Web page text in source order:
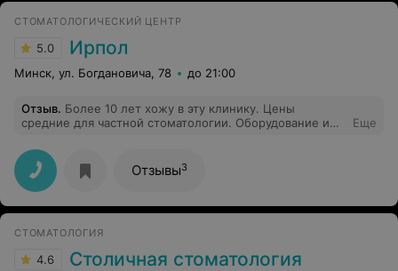
СТОМАТОЛОГИЧЕСКИЙ ЦЕНТР
5.0 Ирпол
Минск, ул. Богдановича, 78 до 21:00
Отзыв. Более 10 лет хожу в эту клинику. Цены
средние для частной стоматологии. Оборудование и
возникало за все время). Персонал вежливый и
внимательный. Недавно сделали ремонт. Очень
рекомендую стоматолога Л Ольгу Евгеньевну. Лечит
бережно, я чаще даже без анестезии лечу зубы.
Рассказывает и показывает, что надо лечить, что
Правда может придется ждать пару недель запись к
ней, как повезет.
Еще
Отзывы3
СТОМАТОЛОГИЯ
4.6 Столичная стоматология